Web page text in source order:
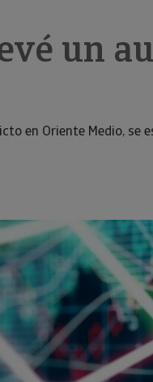
un
en Oriente Medio,